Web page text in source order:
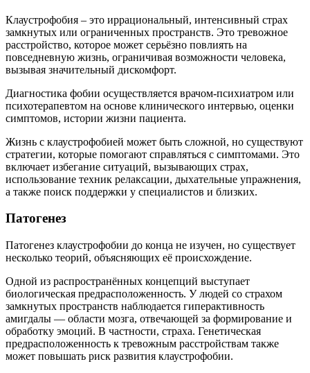
Клаустрофобия – это иррациональный, интенсивный страх
замкнутых или ограниченных пространств. Это тревожное
расстройство, которое может серьёзно повлиять на
повседневную жизнь, ограничивая возможности человека,
вызывая значительный дискомфорт.
Диагностика фобии осуществляется врачом-психиатром или
психотерапевтом на основе клинического интервью, оценки
симптомов, истории жизни пациента.
Жизнь с клаустрофобией может быть сложной, но существуют
стратегии, которые помогают справляться с симптомами. Это
включает избегание ситуаций, вызывающих страх,
использование техник релаксации, дыхательные упражнения,
а также поиск поддержки у специалистов и близких.
Патогенез
Патогенез клаустрофобии до конца не изучен, но существует
несколько теорий, объясняющих её происхождение.
Одной из распространённых концепций выступает
биологическая предрасположенность. У людей со страхом
замкнутых пространств наблюдается гиперактивность
амигдалы — области мозга, отвечающей за формирование и
обработку эмоций. В частности, страха. Генетическая
предрасположенность к тревожным расстройствам также
может повышать риск развития клаустрофобии.